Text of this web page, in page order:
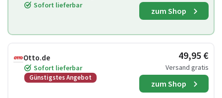
Sofort lieferbar
zum Shop
Otto.de
Sofort lieferbar
Günstigstes Angebot
49,95 €
Versand gratis
zum Shop